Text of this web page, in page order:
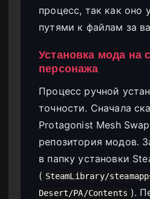
процесс, так как оно
путями к файлам за
Установка мода на
персонажа
Процесс ручной
точности. Сначала
Protagonist Mesh
репозитория модов.
в папку установки
( SteamLibrary/
Desert/PA/Contents ).